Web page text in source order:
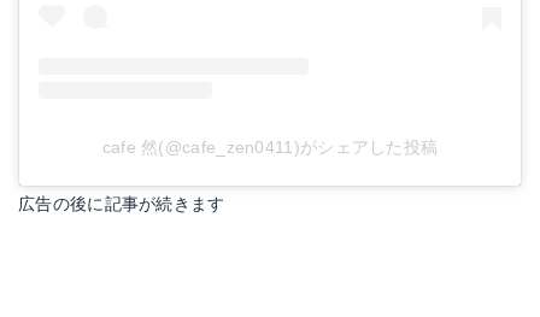
cafe 然(@cafe_zen0411)がシェアした投稿
広告の後に記事が続きます